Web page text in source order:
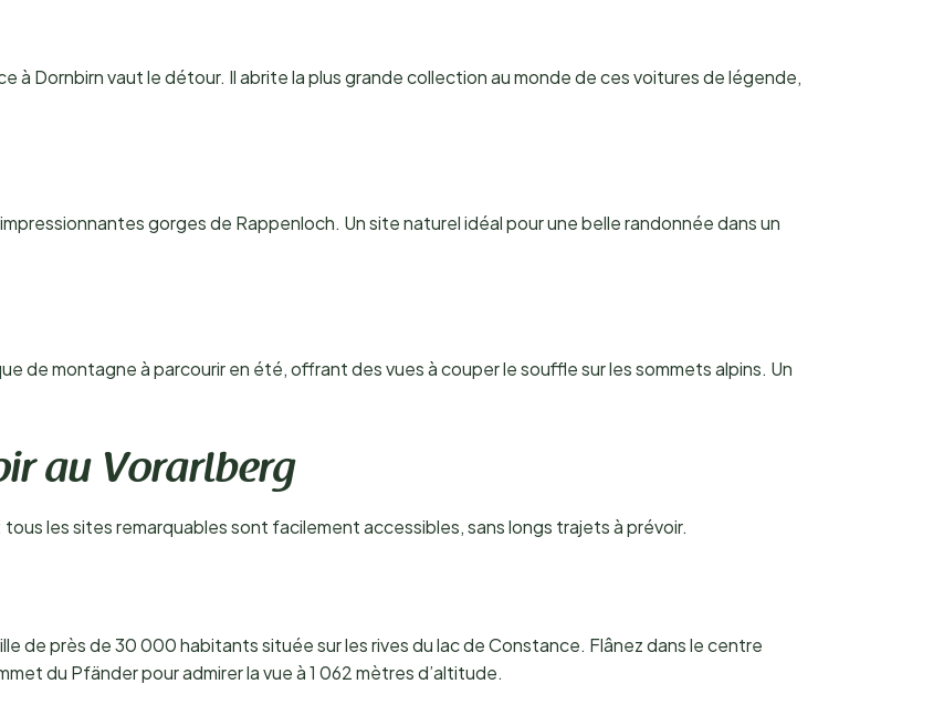
à Dornbirn vaut le détour. Il abrite la plus grande collection au monde de ces voitures de légende,
gorges de Rappenloch. Un site naturel idéal pour une belle randonnée dans un
de montagne à parcourir en été, offrant des vues à couper le souffle sur les sommets alpins. Un
au Vorarlberg
les sites remarquables sont facilement accessibles, sans longs trajets à prévoir.
de près de 30 000 habitants située sur les rives du lac de Constance. Flânez dans le centre
du Pfänder pour admirer la vue à 1 062 mètres d’altitude.